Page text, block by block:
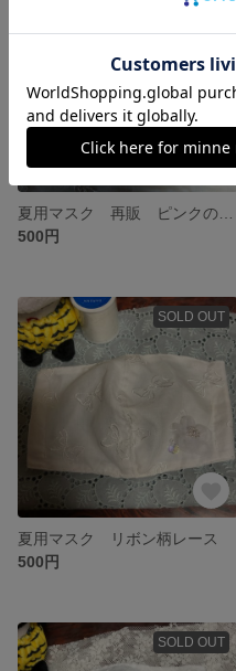
500円
SOLD OUT
夏用マスク リボン柄レース
500円
SOLD OUT